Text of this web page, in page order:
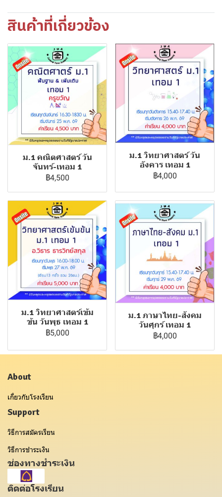
สินค้าที่เกี่ยวข้อง
ม.1 คณิตศาสตร์ วัน
จันทร์-เทอม 1
฿4,500
ม.1 วิทยาศาสตร์ วัน
อังคาร เทอม 1
฿4,000
ม.1 วิทยาศาสตร์เข้ม
ข้น วันพุธ เทอม 1
฿5,000
ม.1 ภาษาไทย-สังคม
วันศุกร์ เทอม 1
฿4,000
About
เกี่ยวกับโรงเรียน
Support
วิธีการสมัครเรียน
วิธีการชำระเงิน
ช่องทางชำระเงิน
ติดต่อโรงเรียน